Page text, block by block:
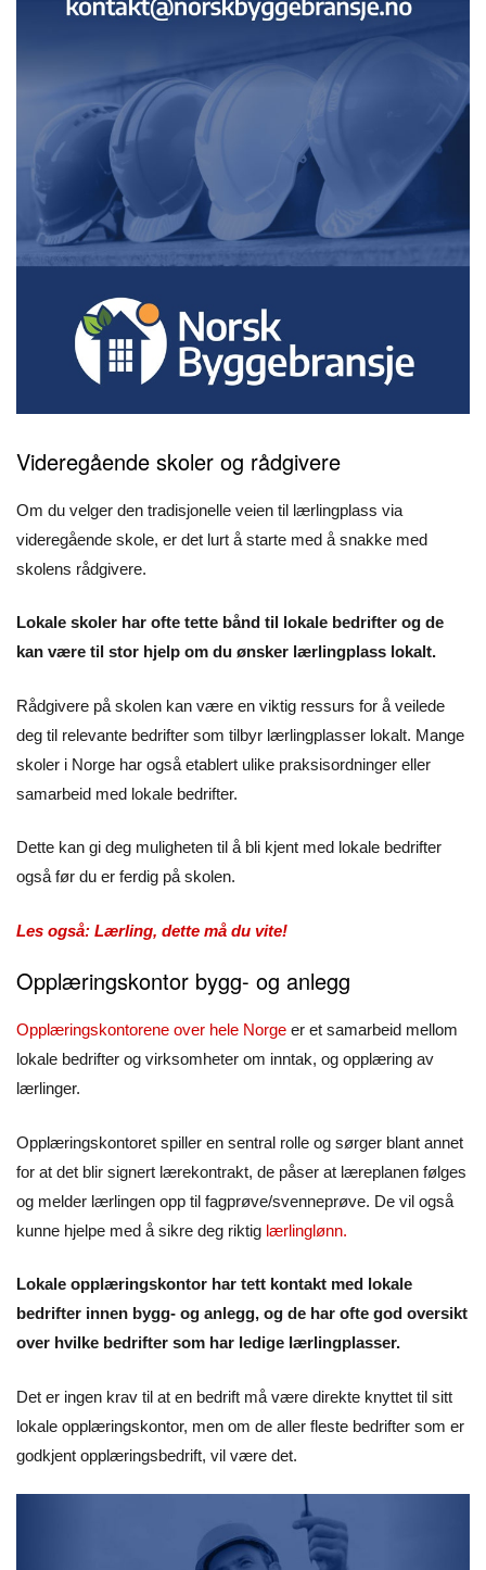
Videregående skoler og rådgivere
Om du velger den tradisjonelle veien til lærlingplass via
videregående skole, er det lurt å starte med å snakke med
skolens rådgivere.
Lokale skoler har ofte tette bånd til lokale bedrifter og de
kan være til stor hjelp om du ønsker lærlingplass lokalt.
Rådgivere på skolen kan være en viktig ressurs for å veilede
deg til relevante bedrifter som tilbyr lærlingplasser lokalt. Mange
skoler i Norge har også etablert ulike praksisordninger eller
samarbeid med lokale bedrifter.
Dette kan gi deg muligheten til å bli kjent med lokale bedrifter
også før du er ferdig på skolen.
Les også: Lærling, dette må du vite!
Opplæringskontor bygg- og anlegg
Opplæringskontorene over hele Norge er et samarbeid mellom
lokale bedrifter og virksomheter om inntak, og opplæring av
lærlinger.
Opplæringskontoret spiller en sentral rolle og sørger blant annet
for at det blir signert lærekontrakt, de påser at læreplanen følges
og melder lærlingen opp til fagprøve/svenneprøve. De vil også
kunne hjelpe med å sikre deg riktig lærlinglønn.
Lokale opplæringskontor har tett kontakt med lokale
bedrifter innen bygg- og anlegg, og de har ofte god oversikt
over hvilke bedrifter som har ledige lærlingplasser.
Det er ingen krav til at en bedrift må være direkte knyttet til sitt
lokale opplæringskontor, men om de aller fleste bedrifter som er
godkjent opplæringsbedrift, vil være det.